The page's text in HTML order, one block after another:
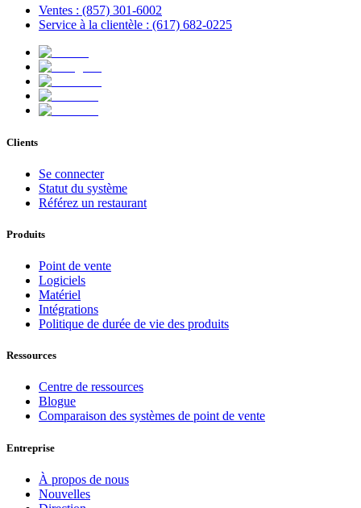
Ventes : (857) 301-6002
Service à la clientèle : (617) 682-0225
Clients
Se connecter
Statut du système
Référez un restaurant
Produits
Point de vente
Logiciels
Matériel
Intégrations
Politique de durée de vie des produits
Ressources
Centre de ressources
Blogue
Comparaison des systèmes de point de vente
Entreprise
À propos de nous
Nouvelles